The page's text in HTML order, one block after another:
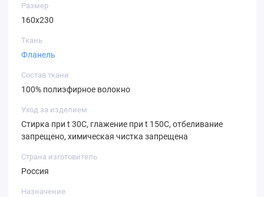
Размер
160х230
Ткань
Фланель
Состав ткани
100% полиэфирное волокно
Уход за изделием
Стирка при t 30С, глажение при t 150С, отбеливание
запрещено, химическая чистка запрещена
Страна изготовитель
Россия
Назначение